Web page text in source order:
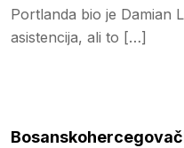
Portlanda bio je Damian
asistencija, ali to […]